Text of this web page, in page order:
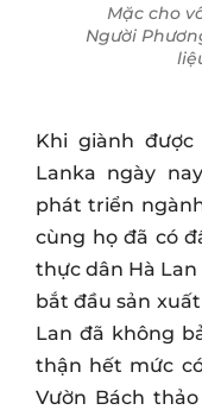
Mặc cho
Người
Khi giành được
Lanka ngày
phát triển
cùng họ đã có
thực dân Hà
bắt đầu sản
Lan đã không
thận hết mức
Vườn Bách